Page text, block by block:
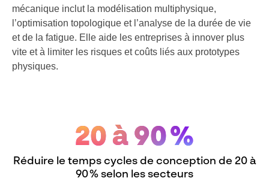
mécanique inclut la modélisation multiphysique,
l’optimisation topologique et l’analyse de la durée de vie
et de la fatigue. Elle aide les entreprises à innover plus
vite et à limiter les risques et coûts liés aux prototypes
physiques.
20 à 90 %
Réduire le temps cycles de conception de 20 à
90 % selon les secteurs